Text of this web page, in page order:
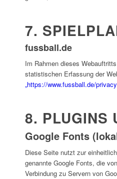
7.
fussball.de
Im Rahmen dieses
statistischen Erfassung der
„https://www.fussball.de/
8. PLUGINS
Google Fonts
Diese Seite nutzt zur
genannte Google Fonts, die
Verbindung zu Servern von